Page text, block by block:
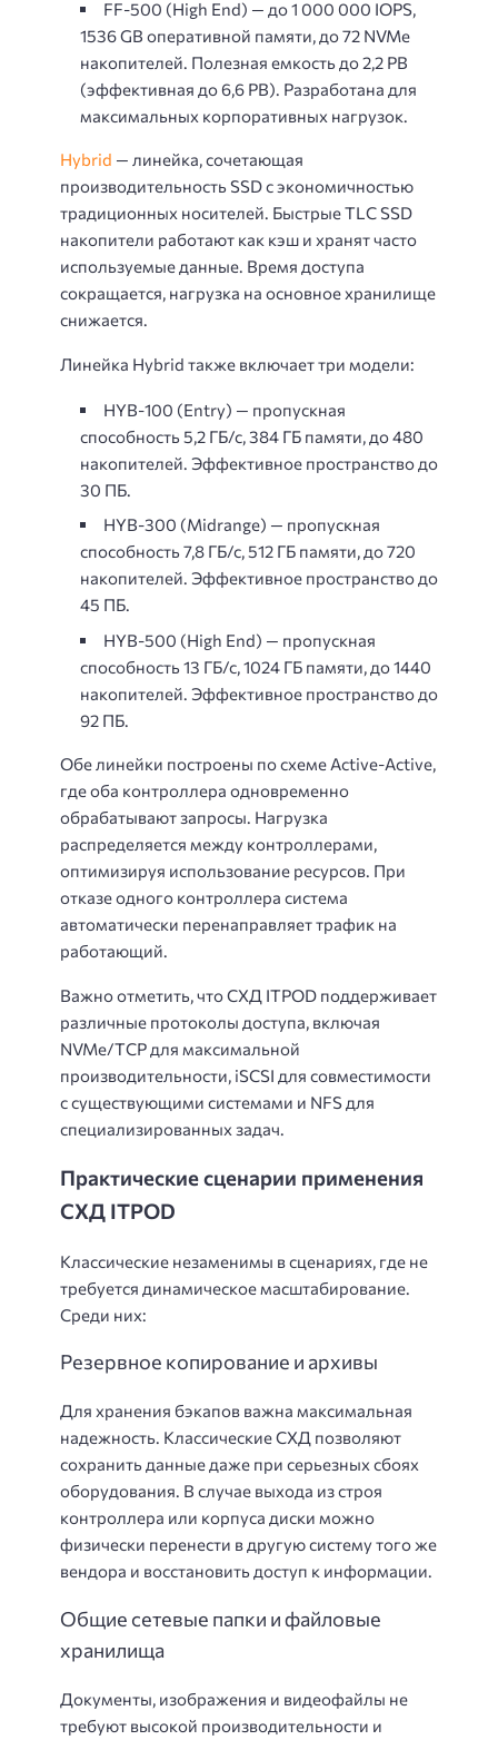
FF-500 (High End) — до 1 000 000 IOPS,
1536 GB оперативной памяти, до 72 NVMe
накопителей. Полезная емкость до 2,2 PB
(эффективная до 6,6 PB). Разработана для
максимальных корпоративных нагрузок.
Hybrid — линейка, сочетающая
производительность SSD с экономичностью
традиционных носителей. Быстрые TLC SSD
накопители работают как кэш и хранят часто
используемые данные. Время доступа
сокращается, нагрузка на основное хранилище
снижается.
Линейка Hybrid также включает три модели:
HYB-100 (Entry) — пропускная
способность 5,2 ГБ/с, 384 ГБ памяти, до 480
накопителей. Эффективное пространство до
30 ПБ.
HYB-300 (Midrange) — пропускная
способность 7,8 ГБ/с, 512 ГБ памяти, до 720
накопителей. Эффективное пространство до
45 ПБ.
HYB-500 (High End) — пропускная
способность 13 ГБ/с, 1024 ГБ памяти, до 1440
накопителей. Эффективное пространство до
92 ПБ.
Обе линейки построены по схеме Active-Active,
где оба контроллера одновременно
обрабатывают запросы. Нагрузка
распределяется между контроллерами,
оптимизируя использование ресурсов. При
отказе одного контроллера система
автоматически перенаправляет трафик на
работающий.
Важно отметить, что СХД ITPOD поддерживает
различные протоколы доступа, включая
NVMe/TCP для максимальной
производительности, iSCSI для совместимости
с существующими системами и NFS для
специализированных задач.
Практические сценарии применения
СХД ITPOD
Классические незаменимы в сценариях, где не
требуется динамическое масштабирование.
Среди них:
Резервное копирование и архивы
Для хранения бэкапов важна максимальная
надежность. Классические СХД позволяют
сохранить данные даже при серьезных сбоях
оборудования. В случае выхода из строя
контроллера или корпуса диски можно
физически перенести в другую систему того же
вендора и восстановить доступ к информации.
Общие сетевые папки и файловые
хранилища
Документы, изображения и видеофайлы не
требуют высокой производительности и